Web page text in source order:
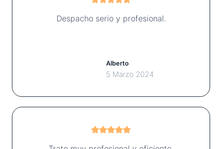
Despacho serio y profesional.
Alberto
5 Marzo 2024